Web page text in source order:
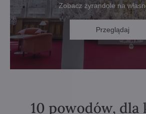
Zobacz żyrandole na
Przeglądaj
10 powodów,